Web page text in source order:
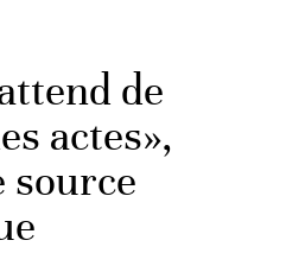
de
actes»,
source